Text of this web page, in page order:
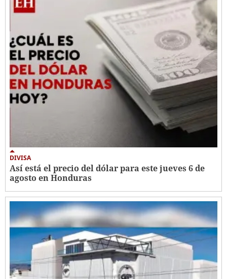
DIVISA
Así está el precio del dólar para este jueves 6 de
agosto en Honduras